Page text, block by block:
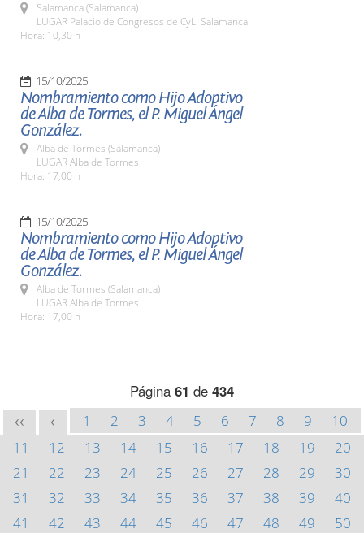
Salamanca (Salamanca)
LUGAR Palacio de Congresos de CyL. Salamanca
Hora: 10,30 h
15/10/2025
Nombramiento como Hijo Adoptivo
de Alba de Tormes, el P. Miguel Ángel
González.
Alba de Tormes (Salamanca)
LUGAR Alba de Tormes
Hora: 17,00 h
15/10/2025
Nombramiento como Hijo Adoptivo
de Alba de Tormes, el P. Miguel Ángel
González.
Alba de Tormes (Salamanca)
LUGAR Alba de Tormes
Hora: 17,00 h
Página 61 de 434
<< < 1 2 3 4 5 6 7 8 9
10
11
12 13 14 15 16 17 18 19
20
21
22 23 24 25 26 27 28 29
30
31
32 33 34 35 36 37 38 39
40
41
42 43 44 45 46 47 48 49
50